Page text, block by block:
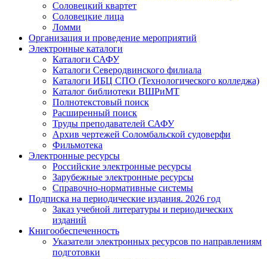
Соловецкий квартет
Соловецкие лица
Ломми
Организация и проведение мероприятий
Электронные каталоги
Каталоги САФУ
Каталоги Северодвинского филиала
Каталоги ИБЦ СПО (Технологического колледжа)
Каталог библиотеки ВШРиМТ
Полнотекстовый поиск
Расширенный поиск
Труды преподавателей САФУ
Архив чертежей Соломбальской судоверфи
Фильмотека
Электронные ресурсы
Российские электронные ресурсы
Зарубежные электронные ресурсы
Справочно-нормативные системы
Подписка на периодические издания. 2026 год
Заказ учебной литературы и периодических
изданий
Книгообеспеченность
Указатели электронных ресурсов по направлениям
подготовки